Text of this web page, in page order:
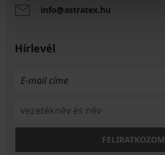
info@astratex.hu
Hírlevél
FELIRATKOZOM